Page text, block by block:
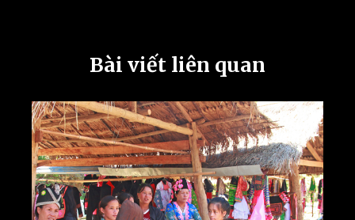
Bài viết liên quan